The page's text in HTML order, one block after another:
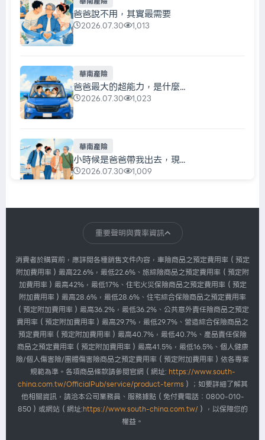
爸爸說不用，其實最需要
2026.07.30 1,013
華南產險
爸爸最大的超能力，是什麼...
2026.07.30 1,023
華南產險
小時候是爸爸帶我出去，現...
2026.07.30 1,009
每天都在充電，真正該充的...
2026.07.30 1,007
華南產險
我們忙著搶票，主辦單位忙...
2026.07.30 1,007
重要聲明與費率資訊
消費者於購買前，應詳閱各種銷售文件內容，車險商品之預定費用率（預定
附加費用率）最高22.6%，最低22.6%、旅綜險商品之預定費用率（預定附
加費用率）最高42%，最低17%、住宅火災保險商品之預定費用率（預定
附加費用率）最高28.6%，最低28.6%、住宅綜合保險商品之預定費用率
（預定附加費用率）最高36.2%，最低36.2%、公共意外責任險商品之預定
費用率（預定附加費用率）最高29.7%，最低29.7%、營造綜合保險商品之
預定費用率（預定附加費用率）最高40.7%，最低40.7%、產品責任保險
商品之預定費用率（預定附加費用率）最高41.5%，最低16.5%、個人健康
險/個人傷害險/團體傷害險商品之預定費用率（預定附加費用率）依各專案
規範為準。各項商品條款請參閱官網（網址: https://www.south-
china.com.tw/OfficialPub/service/product-terms ）；如要詳細了解其
他相關資訊，請洽本公司業務員、服務據點（免付費電話：0800-010-
850）或網站（網址:https://www.south-china.com.tw/ ），以保障您的
權益。